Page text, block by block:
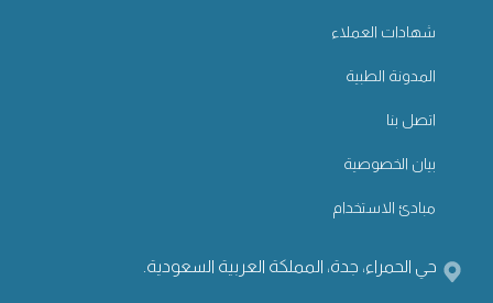
شهادات العملاء
المدونة الطبية
اتصل بنا
بيان الخصوصية
مبادئ الاستخدام
حي الحمراء، جدة، المملكة العربية السعودية.